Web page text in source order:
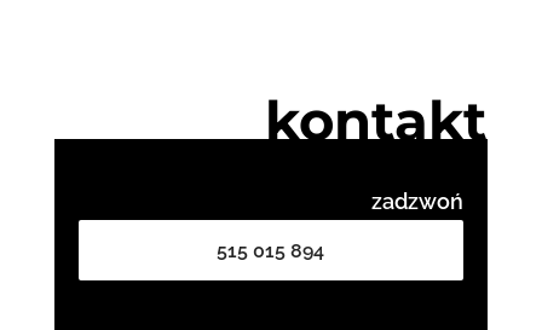
kontakt
zadzwoń
515 015 894